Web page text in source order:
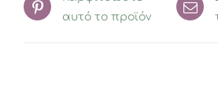
αυτό το προϊόν